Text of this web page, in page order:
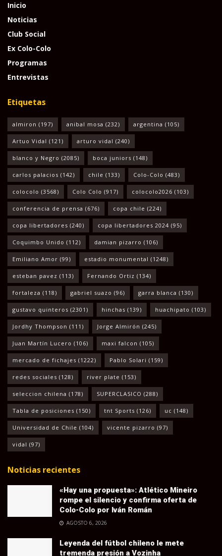
Inicio
Noticias
Club Social
Ex Colo-Colo
Programas
Entrevistas
Etiquetas
almiron (197) anibal mosa (232) argentina (105)
Artuo Vidal (121) arturo vidal (240)
blanco y Negro (2085) boca juniors (148)
carlos palacios (142) chile (133) Colo-Colo (483)
colocolo (3568) Colo Colo (917) colocolo2026 (103)
conferencia de prensa (676) copa chile (224)
copa libertadores (240) copa libertadores 2024 (95)
Coquimbo Unido (112) damian pizarro (106)
Emiliano Amor (99) estadio monumental (1248)
esteban pavez (113) Fernando Ortiz (134)
fortaleza (118) gabriel suazo (96) garra blanca (130)
gustavo quinteros (2301) hinchas (139) huachipato (103)
Jordhy Thompson (111) Jorge Almirón (245)
Juan Martín Lucero (106) maxi falcon (105)
mercado de fichajes (1222) Pablo Solari (159)
redes sociales (128) river plate (153)
seleccion chilena (178) SUPERCLASICO (288)
Tabla de posiciones (150) tnt Sports (126) uc (148)
Universidad de Chile (104) vicente pizarro (97)
vidal (97)
Noticias recientes
«Hay una propuesta»: Atlético Mineiro
rompe el silencio y confirma oferta de
Colo-Colo por Iván Román
AGOSTO 6, 2026
Leyenda del fútbol chileno le mete
tremenda presión a Vozinha